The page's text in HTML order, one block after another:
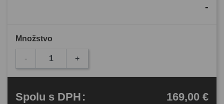
-
Množstvo
- +
Spolu s DPH: 169,00 €